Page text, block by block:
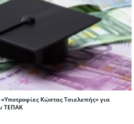
Κώστας Τσιελεπής» για
ΤΕΠΑΚ